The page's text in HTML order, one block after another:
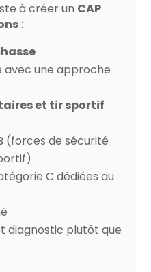
à créer un CAP
:
avec une approche
et tir sportif
(forces de sécurité
C dédiées au
diagnostic plutôt que